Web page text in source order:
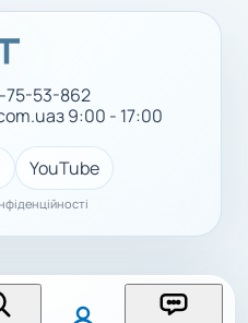
53-862
з 9:00 - 17:00
YouTube